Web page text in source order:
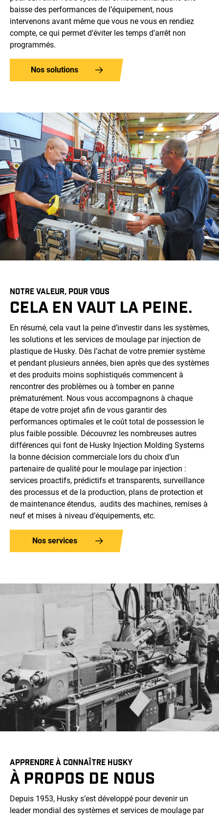
baisse des performances de l’équipement, nous
intervenons avant même que vous ne vous en rendiez
compte, ce qui permet d’éviter les temps d’arrêt non
programmés.
Nos solutions
NOTRE VALEUR, POUR VOUS
CELA EN VAUT LA PEINE.
En résumé, cela vaut la peine d’investir dans les systèmes,
les solutions et les services de moulage par injection de
plastique de Husky. Dès l’achat de votre premier système
et pendant plusieurs années, bien après que des systèmes
et des produits moins sophistiqués commencent à
rencontrer des problèmes ou à tomber en panne
prématurément. Nous vous accompagnons à chaque
étape de votre projet afin de vous garantir des
performances optimales et le coût total de possession le
plus faible possible. Découvrez les nombreuses autres
différences qui font de Husky Injection Molding Systems
la bonne décision commerciale lors du choix d’un
partenaire de qualité pour le moulage par injection :
services proactifs, prédictifs et transparents, surveillance
des processus et de la production, plans de protection et
de maintenance étendus, audits des machines, remises à
neuf et mises à niveau d’équipements, etc.
Nos services
APPRENDRE À CONNAÎTRE HUSKY
À PROPOS DE NOUS
Depuis 1953, Husky s’est développé pour devenir un
leader mondial des systèmes et services de moulage par